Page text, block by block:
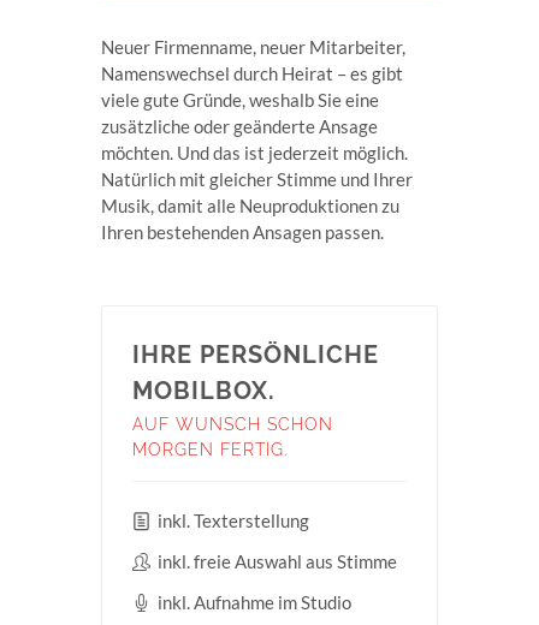
Neuer Firmenname, neuer Mitarbeiter,
Namenswechsel durch Heirat – es gibt
viele gute Gründe, weshalb Sie eine
zusätzliche oder geänderte Ansage
möchten. Und das ist jederzeit möglich.
Natürlich mit gleicher Stimme und Ihrer
Musik, damit alle Neuproduktionen zu
Ihren bestehenden Ansagen passen.
IHRE PERSÖNLICHE
MOBILBOX.
AUF WUNSCH SCHON
MORGEN FERTIG.
inkl. Texterstellung
inkl. freie Auswahl aus Stimme
inkl. Aufnahme im Studio